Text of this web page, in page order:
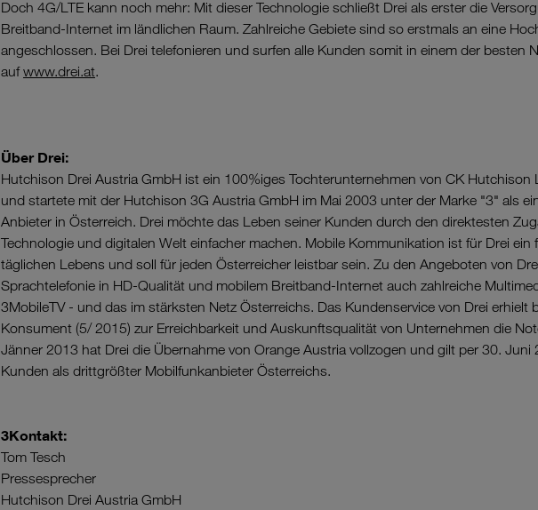
Doch 4G/LTE kann noch mehr: Mit dieser Technologie schließt Drei als erster die
Breitband-Internet im ländlichen Raum. Zahlreiche Gebiete sind so erstmals an eine
angeschlossen. Bei Drei telefonieren und surfen alle Kunden somit in einem der besten
aufwww.drei.at.
Über Drei:
Hutchison Drei Austria GmbH ist ein 100%iges Tochterunternehmen von CK Hutchison
und startete mit der Hutchison 3G Austria GmbH im Mai 2003 unter der Marke "3" als
Anbieter in Österreich. Drei möchte das Leben seiner Kunden durch den direktesten
Technologie und digitalen Welt einfacher machen. Mobile Kommunikation ist für Drei ein
täglichen Lebens und soll für jeden Österreicher leistbar sein. Zu den Angeboten von
Sprachtelefonie in HD-Qualität und mobilem Breitband-Internet auch zahlreiche
3MobileTV - und das im stärksten Netz Österreichs. Das Kundenservice von Drei erhielt
Konsument (5/ 2015) zur Erreichbarkeit und Auskunftsqualität von Unternehmen die
Jänner 2013 hat Drei die Übernahme von Orange Austria vollzogen und gilt per 30. Juni
Kunden als drittgrößter Mobilfunkanbieter Österreichs.
3Kontakt:
Tom Tesch
Pressesprecher
Hutchison Drei Austria GmbH